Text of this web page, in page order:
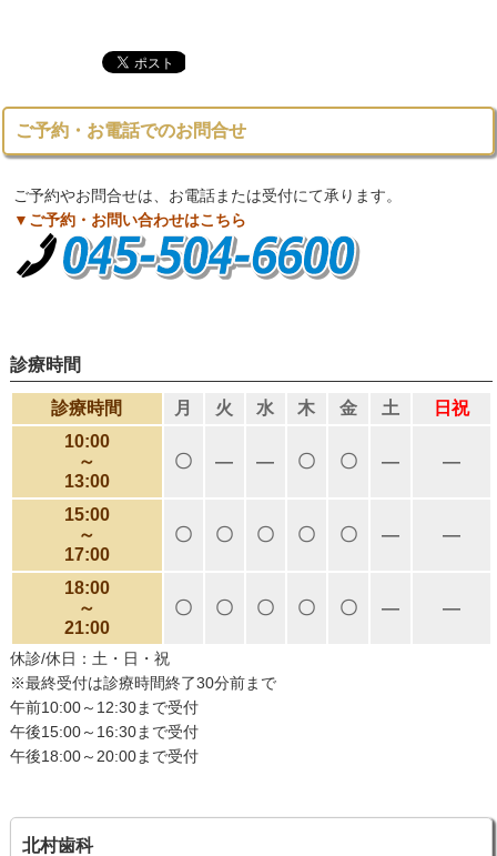
ご予約・お電話でのお問合せ
ご予約やお問合せは、お電話または受付にて承ります。
▼ご予約・お問い合わせはこちら
診療時間
診療時間 月 火 水 木 金 土
日祝
10:00
～
13:00
〇 ― ― 〇 〇 ― ―
15:00
～
17:00
〇 〇 〇 〇 〇 ― ―
18:00
～
21:00
〇 〇 〇 〇 〇 ― ―
休診/休日：土・日・祝
※最終受付は診療時間終了30分前まで
午前10:00～12:30まで受付
午後15:00～16:30まで受付
午後18:00～20:00まで受付
北村歯科